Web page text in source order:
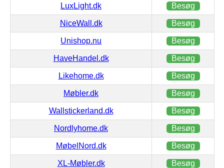
LuxLight.dk Besøg
NiceWall.dk Besøg
Unishop.nu Besøg
HaveHandel.dk Besøg
Likehome.dk Besøg
Møbler.dk Besøg
Wallstickerland.dk Besøg
Nordlyhome.dk Besøg
MøbelNord.dk Besøg
XL-Møbler.dk Besøg